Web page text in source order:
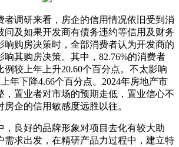
调研来看，房企的信用情况依旧受到消
问及如果开发商有债务违约等信用及财务
响购房决策时，全部消费者认为开发商的
响其购房决策。其中，82.76%的消费者
例较上年上升20.60个百分点。不太影响
年下降4.66个百分点。2024年房地产市
，置业者对市场的预期走低，置业信心不
企的信用敏感度远胜以往。
良好的品牌形象对项目去化有较大助
需求出发，在精研产品力过程中，建立特